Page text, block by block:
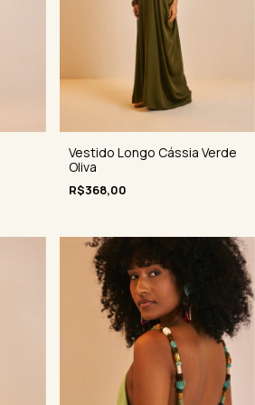
Vestido Longo Cássia Verde
Oliva
R$368,00